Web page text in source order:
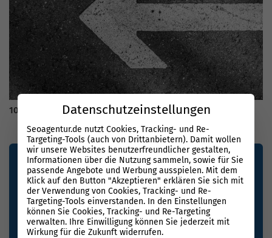
10 Tipps für den Linkaufbau
Datenschutzeinstellungen
Seoagentur.de nutzt Cookies, Tracking- und Re-
Targeting-Tools (auch von Drittanbietern). Damit wollen
wir unsere Websites benutzerfreundlicher gestalten,
Informationen über die Nutzung sammeln, sowie für Sie
passende Angebote und Werbung ausspielen. Mit dem
Klick auf den Button "Akzeptieren" erklären Sie sich mit
der Verwendung von Cookies, Tracking- und Re-
Targeting-Tools einverstanden. In den Einstellungen
können Sie Cookies, Tracking- und Re-Targeting
verwalten. Ihre Einwilligung können Sie jederzeit mit
Wirkung für die Zukunft widerrufen.